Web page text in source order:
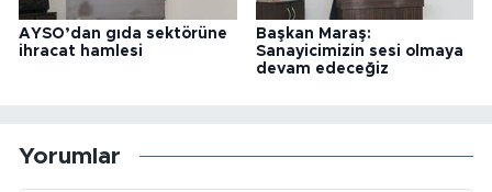
AYSO’dan gıda sektörüne
ihracat hamlesi
Başkan Maraş:
Sanayicimizin sesi olmaya
devam edeceğiz
Yorumlar